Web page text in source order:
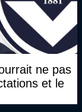
ne pas
et le